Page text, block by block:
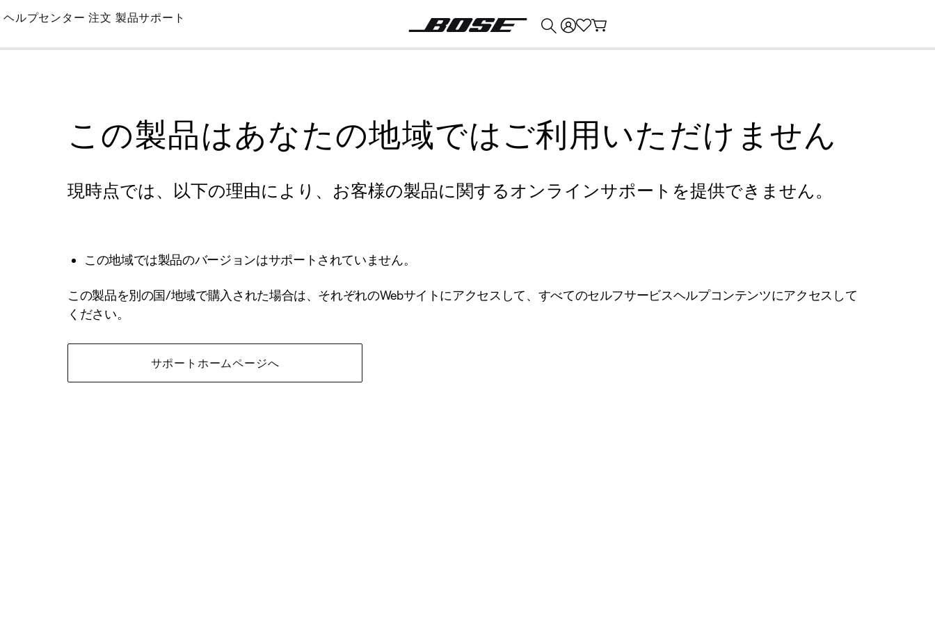
Skip
Main
ヘルプセンター 注文 製品サポート
この製品はあなたの地域ではご利用いただけません
現時点では、以下の理由により、お客様の製品に関するオンラインサポートを提供できません。
この地域では製品のバージョンはサポートされていません。
この製品を別の国/地域で購入された場合は、それぞれのWebサイトにアクセスして、すべてのセルフサービスヘルプコンテンツにアクセスして
ください。
サポートホームページへ